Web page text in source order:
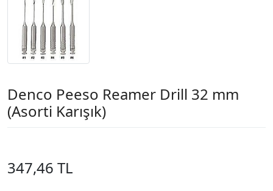
Denco Peeso Reamer Drill 32 mm
(Asorti Karışık)
347,46 TL